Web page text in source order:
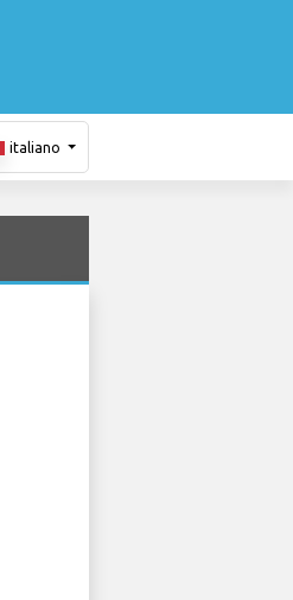
italiano